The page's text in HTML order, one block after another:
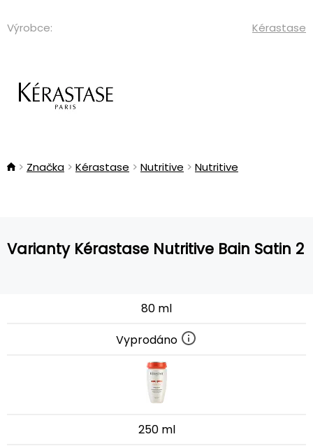
Výrobce: Kérastase
Značka Kérastase Nutritive Nutritive
Varianty Kérastase Nutritive Bain Satin 2
80 ml
Vyprodáno
250 ml